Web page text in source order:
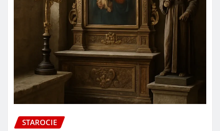
STAROCIE